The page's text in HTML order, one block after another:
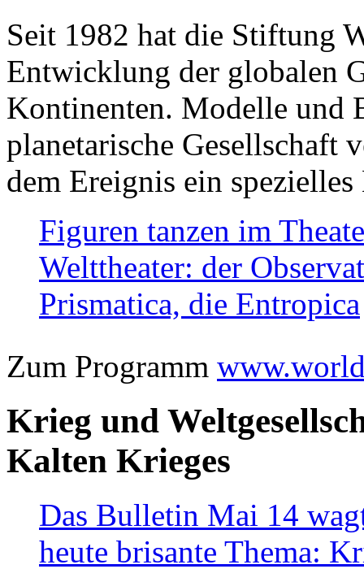
Seit 1982 hat die Stiftung
Entwicklung der globalen
Kontinenten. Modelle und
planetarische Gesellschaft
dem Ereignis ein
Figuren tanzen im
Welttheater: der
Prismatica, die Entropica
Zum Programm
Krieg und
Kalten Krieges
Das Bulletin Mai 14
heute brisante Thema: